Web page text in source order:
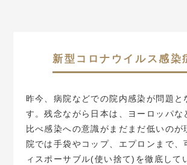
新型コロナウイルス感染
昨今、病院などでの院内感染が問題と
す。残念ながら日本は、ヨーロッパな
比べ感染への意識がまだまだ低いのが
院では手袋やコップ、エプロンまで、
ィスポーサブル(使い捨て)を徹底して